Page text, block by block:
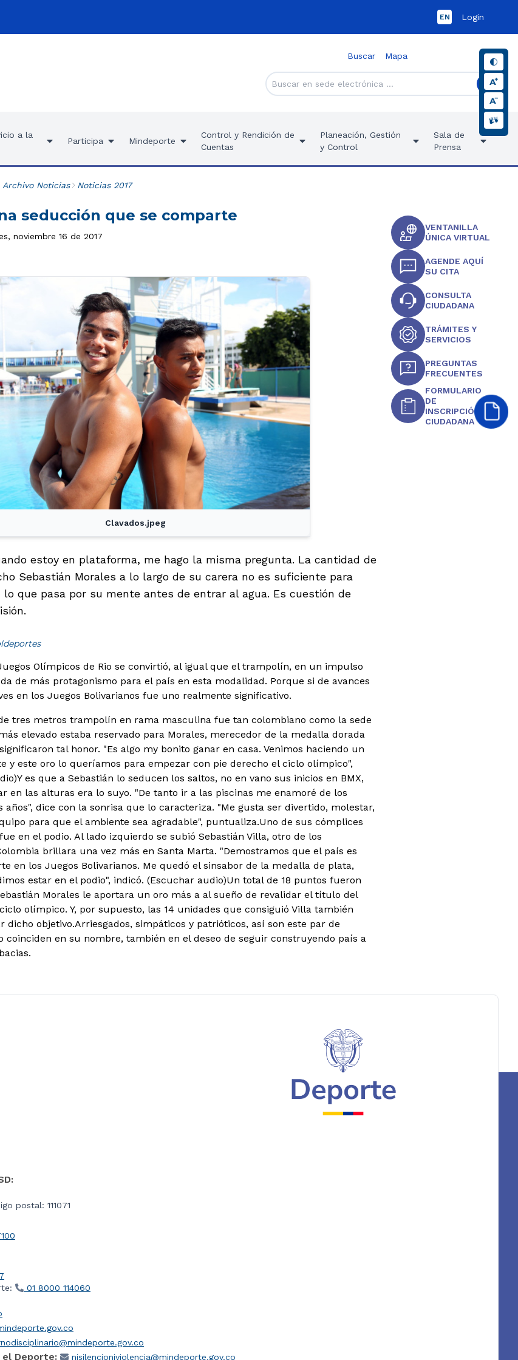
EN Login
Buscar Mapa
a la
Participa Mindeporte
Control y Rendición de
Cuentas
Planeación, Gestión
y Control
Sala de
Prensa
Archivo Noticias Noticias 2017
seducción que se comparte
noviembre 16 de 2017
Clavados.jpeg
estoy en plataforma, me hago la misma pregunta. La cantidad de
Sebastián Morales a lo largo de su carera no es suficiente para
que pasa por su mente antes de entrar al agua. Es cuestión de
Olímpicos de Rio se convirtió, al igual que el trampolín, en un impulso
de más protagonismo para el país en esta modalidad. Porque si de avances
en los Juegos Bolivarianos fue uno realmente significativo.
tres metros trampolín en rama masculina fue tan colombiano como la sede
elevado estaba reservado para Morales, merecedor de la medalla dorada
tal honor. "Es algo my bonito ganar en casa. Venimos haciendo un
y este oro lo queríamos para empezar con pie derecho el ciclo olímpico",
Y es que a Sebastián lo seducen los saltos, no en vano sus inicios en BMX,
en las alturas era lo suyo. "De tanto ir a las piscinas me enamoré de los
años", dice con la sonrisa que lo caracteriza. "Me gusta ser divertido, molestar,
para que el ambiente sea agradable", puntualiza.Uno de sus cómplices
en el podio. Al lado izquierdo se subió Sebastián Villa, otro de los
brillara una vez más en Santa Marta. "Demostramos que el país es
en los Juegos Bolivarianos. Me quedó el sinsabor de la medalla de plata,
estar en el podio", indicó. (Escuchar audio)Un total de 18 puntos fueron
Morales le aportara un oro más a al sueño de revalidar el título del
olímpico. Y, por supuesto, las 14 unidades que consiguió Villa también
dicho objetivo.Arriesgados, simpáticos y patrióticos, así son este par de
coinciden en su nombre, también en el deseo de seguir construyendo país a
VENTANILLA
ÚNICA VIRTUAL
AGENDE AQUÍ
SU CITA
CONSULTA
CIUDADANA
TRÁMITES Y
SERVICIOS
PREGUNTAS
FRECUENTES
FORMULARIO
DE
INSCRIPCIÓN
CIUDADANA
postal: 111071
01 8000 114060
el Deporte: nisilencioniviolencia@mindeporte.gov.co